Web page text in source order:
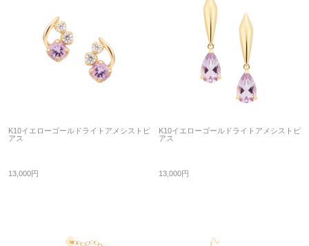
K10イエローゴールドライトアメシストピ
アス
13,000円
K10イエローゴールドライトアメシストピ
アス
13,000円